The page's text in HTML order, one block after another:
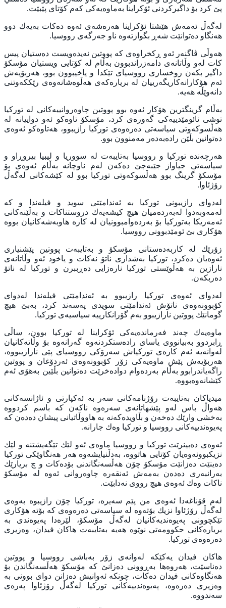
پێ كرد بۆ داگيركردنى ئۆكراينا به‌ماوه‌يه‌كى كه‌م كۆتاى پێبێت.
له‌گه‌ڵ ئه‌مه‌ش هێشتا ئۆكراينا هه‌ره‌شه‌ى ئه‌وه‌ ده‌كات به‌يه‌ك دوو
هه‌نگاو ده‌توانێت شه‌ڕ بگوازته‌وه‌ ناو جه‌رگه‌ى رووسيا.
هه‌وڵى ڤاگنه‌ر ئه‌و ڕكخراوه‌ى كه‌ پووتين نه‌يده‌ويست ده‌ستيان پيس
كات له‌و وڵاتانه‌ى دامه‌زراندبوون به‌ڵام له‌ كۆتايى ويستيان مۆسكۆ
داگير بكه‌ن روخسارى رووسياى تێكدا و ياخيبوون بوو، هه‌ربۆيه‌ش
ئه‌م هۆكارانه‌كاريگه‌رييان له‌ برياره‌كه‌ى هه‌ڵوه‌شانه‌وه‌ى رێككه‌وتنى
دانه‌وێڵه‌ هه‌يه‌.
به‌ڵام گرينگترين هۆكار ئه‌وه‌ بوو پووتين چاوه‌روانييه‌كانى له ‌توركيا
توشى نائومێدييه‌كى گه‌وره‌ى كرد، مۆسكۆ تاوه‌كو ئه‌و دواييانه‌ له‌
هه‌ڵسوكه‌وتى سياسه‌تى ده‌ره‌وه‌ى توركيا رازيبوو، هه‌تاوه‌كو ئه‌وه‌ى
ده‌توانين بڵێن راده‌به‌ده‌ر ‌مه‌منوون بوو.
هه‌رچه‌نده‌ توركيا و رووسيا به‌تايبه‌ت له‌ سووريا و ليبيا بيروڕاو و
سياسه‌تى جياواز جێبه‌جێ ده‌كه‌ن له‌م ناوچانه‌ به‌ڵام ئه‌وه‌ى بۆ
مۆسكۆ گرينگ بوو هه‌ڵسوكه‌وتى توركيا بوو له‌ كێشه‌كانى له‌گه‌ڵ
رۆژئاوا.
له‌دواى رازيبونى توركيا به‌ ئه‌ندامێتى سويد و فيله‌ندا و كه‌
له‌مه‌وبه‌دوا له‌به‌رده‌ميان هيچ كيشه‌يه‌ك دروستناكات و به‌ڵێنه‌كانى
ئه‌مه‌ريكا به‌توركيا بۆ به‌رده‌وامبوونيان له‌ كاره‌ هاوبه‌شه‌كانيان بووه‌
هۆكارى بێ ئومێدبوونى رووسيا.
زۆرێك له‌ کاربەدەستانى مۆسكۆ و به‌تايبه‌ت پووتين پێشنيارى
ئه‌وه‌يان ده‌كرد، توركيا به‌شدارى ناتۆ نه‌كات و ياخود ئه‌و وڵاتانه‌ى
نارازين به‌ هه‌ڵوێستى توركيا ناره‌زايى ده‌ڕببرن و توركيا له ‌ناتۆ
ده‌ربكه‌ن.
له‌دواى ئه‌وه‌ى توركيا رازيبوو به‌ ئه‌ندامێتى فيله‌ندا له‌دواى
كۆبوونه‌وه‌ى ناتۆش ئه‌ندامێتى سويدى په‌سه‌ند كرد، به‌بێ هيچ
گومانێك پووتين نارازيبوو به‌م گۆرانكارييه‌ سياسيه‌ى توركيا.
ماوه‌يه‌ك‌ چەند فه‌رمانده‌یەکى ئۆكراينا له‌ توركيا بوون، ساڵى
ڕابردوو به‌بيانووى ياساى راده‌ستكردنه‌وه‌ گه‌رانه‌وه‌ بۆ وڵاته‌كانيان
له‌وانه‌يه‌ ئه‌م كاره‌ى توركياش سه‌رۆكى رووسياى پێی نارازيبووه‌،
هه‌ربۆيه‌ش پێش ماوه‌يه‌كى زۆر كۆبوونه‌وه‌ى ئه‌ردۆغان و پووتين
راگه‌ياندرابوو به‌ڵام به‌رده‌وام دواده‌خرێت ده‌توانين بڵێين به‌هۆى ئه‌م
كێشانه‌وه‌بووه‌.
ميدياكان به‌تايبه‌ت رۆژنامه‌كانى سه‌ر به‌ ئه‌كپارتى و ئاژانسەکانى
هەواڵ باس له‌و پێشهاتانه‌ى سه‌ره‌وه ‌ناكه‌ن كه ‌باسم كردووه‌
به‌خشى وارێك ده‌خه‌ن و بڵاويده‌كه‌نه‌ به‌ هاووڵاتيانی پيشان ده‌ده‌ن كه‌
په‌يوه‌ندييه‌كانى رووسيا و توركيا وه‌ك جارانه‌.
ئه‌وه‌ى ده‌بينرێت توركيا و رووسيا ماوه‌ى ئه‌و لێك تێگه‌يشتنه‌ و لێك
نزيكبوونه‌وه‌يان كۆتايى هاتووه‌، به‌دڵنيايشه‌وه‌ هه‌ر هه‌نگاوێكى توركيا
ده‌ينێت ده‌زانێت مۆسكۆ چۆن هه‌ڵسه‌نگاندنى بۆده‌كات و چ بريارێك
به‌رانبه‌ری ده‌ده‌ن به‌مه‌ش ئه‌نقه‌ره‌ چاوه‌روانى ئه‌وه‌ له‌ مۆسكۆ
ناكات وه‌ك ئه‌وه‌ى هيچ رووی نه‌دابێت.
له‌م قۆناغه‌دا ئه‌وه‌ى من پێم سه‌يره‌، توركيا چۆن رازيبوه‌ به‌وه‌ى
له‌گه‌ڵ رۆژئاوا نزيك بۆته‌وه‌ له‌ سياسه‌تى ده‌ره‌وه‌ى كه‌ بۆته‌ هۆكارى
تێكچوونى په‌يوه‌نديه‌كانيان له‌گه‌ڵ مۆسكۆ، لێره‌دا په‌يوه‌ندى به‌
برياره‌كانى حكوومه‌تى نوێوه‌ هه‌يه‌ به‌تايبه‌ت هاكان فيدان، وه‌زيرى
ده‌ره‌وه‌ى توركيا.
هاكان فيدان يه‌كێكه‌ له‌وانه‌ى زۆر به‌باشى رووسيا و پووتين
ده‌ناسێت، هه‌روه‌ها بەڕوونى ده‌زانێ كه‌ مۆسكۆ هه‌ڵسه‌نگاندن بۆ
هه‌نگاوه‌كانى فيدان ده‌كات، چونكه‌ ئه‌وانیش ده‌زانن دواى ‌بوونى به‌
وه‌زيرى ده‌ره‌وه‌، په‌يوه‌ندييه‌كانى توركيا له‌گه‌ڵ رۆژئاوا په‌ره‌ى
سه‌ندووه‌.